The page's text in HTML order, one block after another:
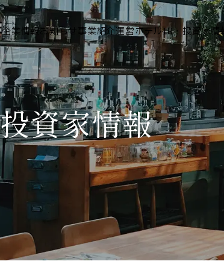
企業情報お知らせ 事業紹介運営ホテルIR・投資家情報
トップ
企業情報
会社概要
代表者挨拶
グループ一覧
経営理念
事業紹介
資家情報